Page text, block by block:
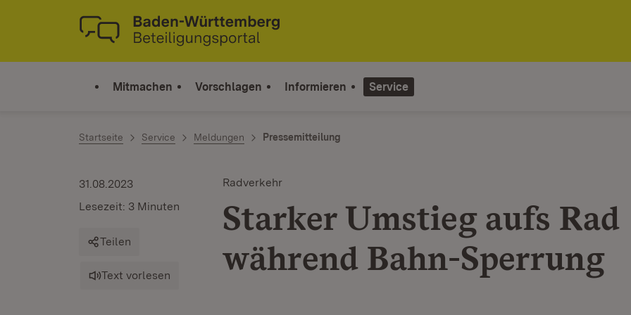
Zum Inhalt springen
Link zur Startseite
Mitmachen Vorschlagen Informieren Service
Startseite Service Meldungen Pressemitteilung
Radverkehr
Starker Umstieg aufs Rad
während Bahn-Sperrung
31.08.2023
Lesezeit: 3 Minuten
Teilen
Text vorlesen